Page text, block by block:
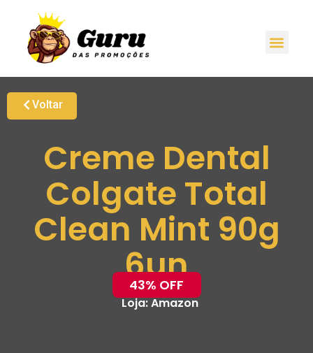
Voltar
Creme Dental
Colgate Total
Clean Mint 90g
6un
43% OFF
Loja:Amazon